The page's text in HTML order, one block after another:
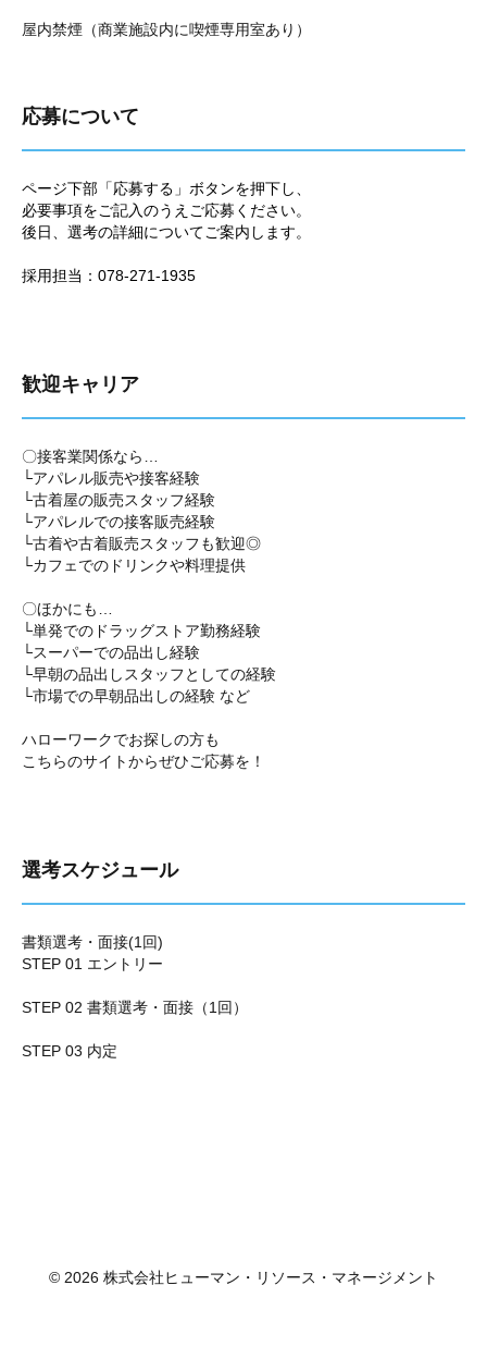
屋内禁煙（商業施設内に喫煙専用室あり）
応募について
ページ下部「応募する」ボタンを押下し、
必要事項をご記入のうえご応募ください。
後日、選考の詳細についてご案内します。
採用担当：078-271-1935
歓迎キャリア
〇接客業関係なら…
└アパレル販売や接客経験
└古着屋の販売スタッフ経験
└アパレルでの接客販売経験
└古着や古着販売スタッフも歓迎◎
└カフェでのドリンクや料理提供
〇ほかにも…
└単発でのドラッグストア勤務経験
└スーパーでの品出し経験
└早朝の品出しスタッフとしての経験
└市場での早朝品出しの経験 など
ハローワークでお探しの方も
こちらのサイトからぜひご応募を！
選考スケジュール
書類選考・面接(1回)
STEP 01 エントリー
STEP 02 書類選考・面接（1回）
STEP 03 内定
© 2026 株式会社ヒューマン・リソース・マネージメント